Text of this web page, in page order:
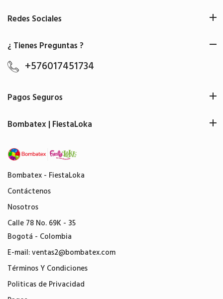
Bombatex - FiestaLoka
Contáctenos
Nosotros
Calle 78 No. 69K - 35
Bogotá - Colombia
E-mail:ventas2@bombatex.com
Términos Y Condiciones
Politicas de Privacidad
Redes Sociales
¿ Tienes Preguntas ?
+576017451734
Pagos Seguros
Bombatex | FiestaLoka